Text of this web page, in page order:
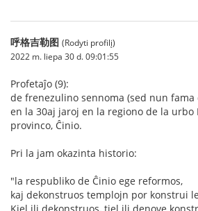
呼格吉勒图 (Rodyti profilį)
2022 m. liepa 30 d. 09:01:55
Profetaĵo (9):
de frenezulino sennoma (sed nun fama
en la 30aj jaroj en la regiono de la urbo
provinco, Ĉinio.
Pri la jam okazinta historio:
"la respubliko de Ĉinio ege reformos,
kaj dekonstruos templojn por konstrui